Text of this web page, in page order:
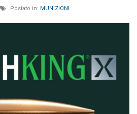
Postato in: MUNIZIONI